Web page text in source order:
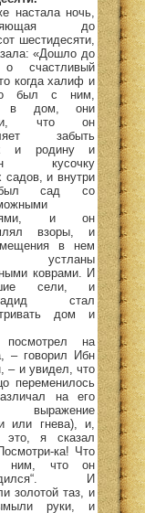
настала ночь,
до
шестидесяти,
«Дошло до
счастливый
когда халиф и
был с ним,
в дом, они
что он
забыть
и родину и
кусочку
садов, и внутри
сад со
и он
взоры, и
в нем
устланы
коврами. И
сели, и
стал
дом и
на
– говорил Ибн
– и увидел, что
переменилось
на его
выражение
или гнева), и,
это, я сказал
ка! Что
ним, что он
И
золотой таз, и
руки, и